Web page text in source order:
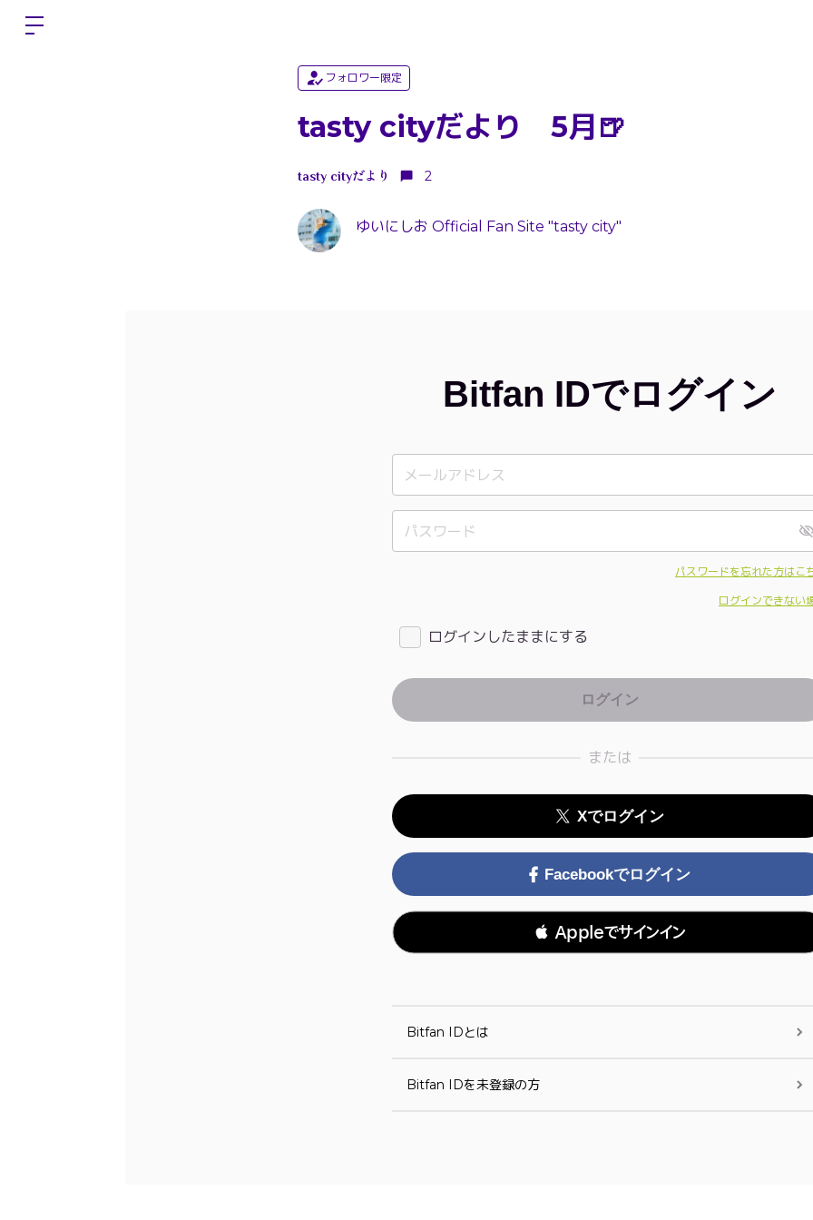
フォロワー限定
tasty cityだより 5月🍺
tasty cityだより 2
ゆいにしお Official Fan Site "tasty city"
Bitfan IDでログイン
パスワードを忘れた方はこ
ログインできない
ログインしたままにする
または
Xでログイン
Facebookでログイン
 Appleでサインイン
Bitfan IDとは
Bitfan IDを未登録の方